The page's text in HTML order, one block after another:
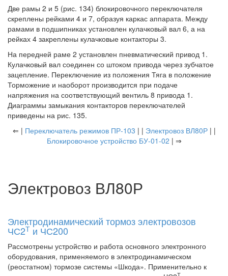
Две рамы 2 и 5 (рис. 134) блокировочного переключателя
скреплены рейками 4 и 7, образуя каркас аппарата. Между
рамами в подшипниках установлен кулачковый вал 6, а на
рейках 4 закреплены кулачковые контакторы 3.
На передней раме 2 установлен пневматический привод 1.
Кулачковый вал соединен со штоком привода через зубчатое
зацепление. Переключение из положения Тяга в положение
Торможение и наоборот производится при подаче
напряжения на соответствующий вентиль 8 привода 1.
Диаграммы замыкания контакторов переключателей
приведены на рис. 135.
⇐ | Переключатель режимов ПР-103 | | Электровоз ВЛ80Р| |
Блокировочное устройство БУ-01-02 | ⇒
Электровоз ВЛ80Р
Электродинамический тормоз электровозов
ЧС2Т и ЧС200
Рассмотрены устройство и работа основного электронного
оборудования, применяемого в электродинамическом
(реостатном) тормозе системы «Шкода». Применительно к